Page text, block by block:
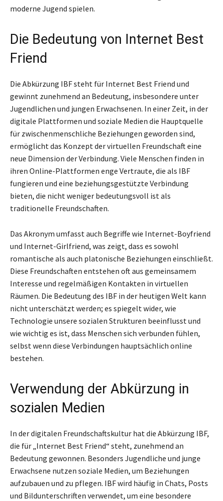
moderne Jugend spielen.
Die Bedeutung von Internet Best
Friend
Die Abkürzung IBF steht für Internet Best Friend und
gewinnt zunehmend an Bedeutung, insbesondere unter
Jugendlichen und jungen Erwachsenen. In einer Zeit, in der
digitale Plattformen und soziale Medien die Hauptquelle
für zwischenmenschliche Beziehungen geworden sind,
ermöglicht das Konzept der virtuellen Freundschaft eine
neue Dimension der Verbindung. Viele Menschen finden in
ihren Online-Plattformen enge Vertraute, die als IBF
fungieren und eine beziehungsgestützte Verbindung
bieten, die nicht weniger bedeutungsvoll ist als
traditionelle Freundschaften.
Das Akronym umfasst auch Begriffe wie Internet-Boyfriend
und Internet-Girlfriend, was zeigt, dass es sowohl
romantische als auch platonische Beziehungen einschließt.
Diese Freundschaften entstehen oft aus gemeinsamem
Interesse und regelmäßigen Kontakten in virtuellen
Räumen. Die Bedeutung des IBF in der heutigen Welt kann
nicht unterschätzt werden; es spiegelt wider, wie
Technologie unsere sozialen Strukturen beeinflusst und
wie wichtig es ist, dass Menschen sich verbunden fühlen,
selbst wenn diese Verbindungen hauptsächlich online
bestehen.
Verwendung der Abkürzung in
sozialen Medien
In der digitalen Freundschaftskultur hat die Abkürzung IBF,
die für „Internet Best Friend“ steht, zunehmend an
Bedeutung gewonnen. Besonders Jugendliche und junge
Erwachsene nutzen soziale Medien, um Beziehungen
aufzubauen und zu pflegen. IBF wird häufig in Chats, Posts
und Bildunterschriften verwendet, um eine besondere